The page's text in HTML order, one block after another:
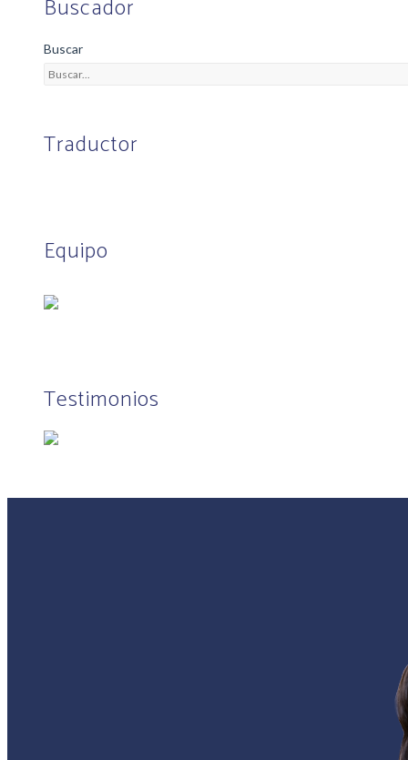
Buscador
Buscar
Traductor
Equipo
Testimonios